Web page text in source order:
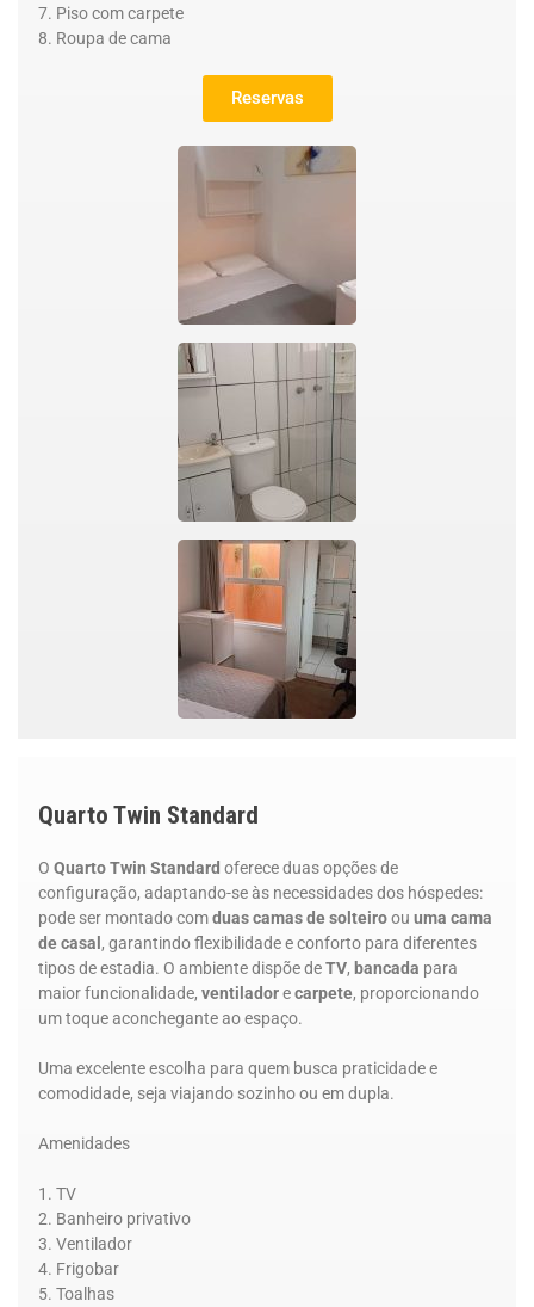
Piso com carpete
Roupa de cama
Reservas
Quarto Twin Standard
O Quarto Twin Standard oferece duas opções de
configuração, adaptando-se às necessidades dos hóspedes:
pode ser montado comduas camas de solteiroou uma cama
de casal , garantindo flexibilidade e conforto para diferentes
tipos de estadia. O ambiente dispõe deTV, bancada para
maior funcionalidade, ventiladorecarpete, proporcionando
um toque aconchegante ao espaço.
Uma excelente escolha para quem busca praticidade e
comodidade, seja viajando sozinho ou em dupla.
Amenidades
TV
Banheiro privativo
Ventilador
Frigobar
Toalhas